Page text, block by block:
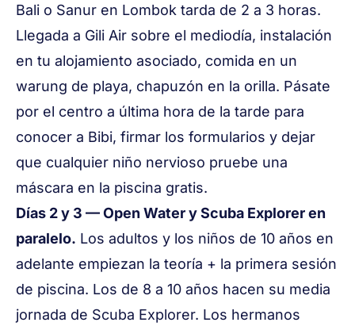
Bali o Sanur en Lombok tarda de 2 a 3 horas.
Llegada a Gili Air sobre el mediodía, instalación
en tu alojamiento asociado, comida en un
warung de playa, chapuzón en la orilla. Pásate
por el centro a última hora de la tarde para
conocer a Bibi, firmar los formularios y dejar
que cualquier niño nervioso pruebe una
máscara en la piscina gratis.
Días 2 y 3 — Open Water y Scuba Explorer en
paralelo. Los adultos y los niños de 10 años en
adelante empiezan la teoría + la primera sesión
de piscina. Los de 8 a 10 años hacen su media
jornada de Scuba Explorer. Los hermanos